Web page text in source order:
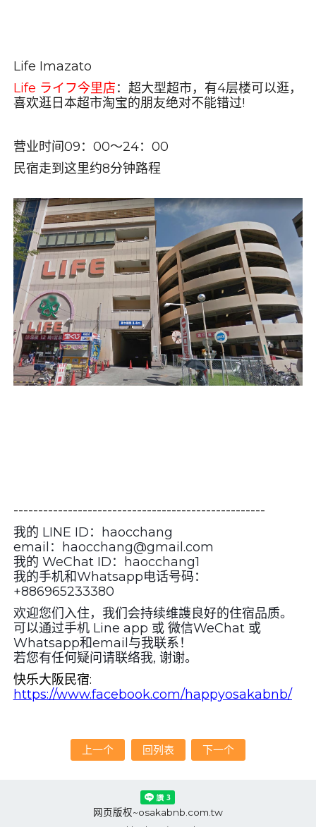
Life Imazato
Life ライフ今里店：超大型超市，有4层楼可以逛，
喜欢逛日本超市淘宝的朋友绝对不能错过!
营业时间09： 00～24： 00
民宿走到这里约8分钟路程
---------------------------------------------------
我的 LINE ID：haocchang
email：haocchang@gmail.com
我的 WeChat ID：haocchang1
我的手机和Whatsapp电话号码：
+886965233380
欢迎您们入住，我们会持续维謢良好的住宿品质。
可以通过手机 Line app 或 微信WeChat 或
Whatsapp和email与我联系！
若您有任何疑问请联络我, 谢谢。
快乐大阪民宿:
https://www.facebook.com/happyosakabnb/
上一个 回列表 下一个
网页版权~osakabnb.com.tw